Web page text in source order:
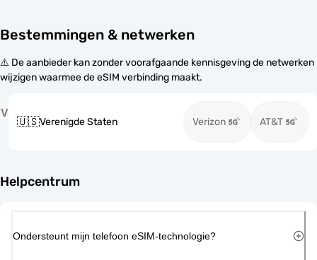
Bestemmingen & netwerken
⚠️ De aanbieder kan zonder voorafgaande kennisgeving de netwerken
wijzigen waarmee de eSIM verbinding maakt.
V
🇺🇸Verenigde Staten Verizon AT&T
Helpcentrum
Ondersteunt mijn telefoon eSIM-technologie?